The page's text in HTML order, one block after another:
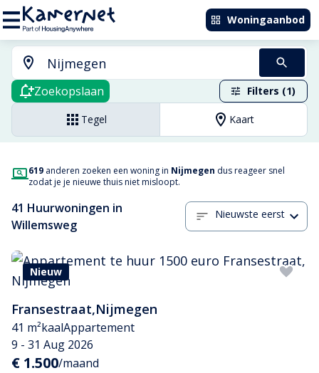
Woningaanbod
Zoekopslaan Filters (1)
Tegel Kaart
619 anderen zoeken een woning in Nijmegen dus reageer snel
zodat je je nieuwe thuis niet misloopt.
41 Huurwoningen in
Willemsweg
Nieuwste eerst
Nieuw
Fransestraat,Nijmegen
41 m²kaalAppartement
9 - 31 Aug 2026
€ 1.500/maand